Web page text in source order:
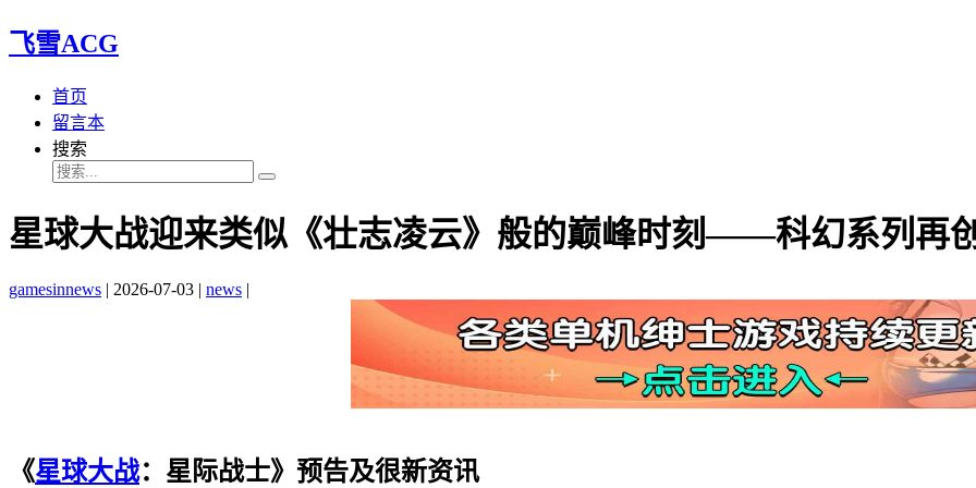
飞雪ACG
首页
留言本
搜索
星球大战迎来类似《壮志凌云》般的巅峰时刻——科幻系列再
gamesinnews | 2026-07-03 | news |
《星球大战：星际战士》预告及很新资讯